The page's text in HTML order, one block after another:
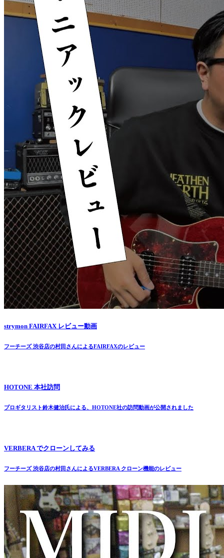
strymon FAIRFAX レビュー動画
フーチーズ 渋谷店の村田さんによるFAIRFAXのレビュー
HOTONE 本社訪問
プロギタリスト鈴木健治氏による、HOTONE社の訪問動画が公開されました
VERBERA でクローンしてみる
フーチーズ 渋谷店の村田さんによるVERBERA クローン機能のレビュー